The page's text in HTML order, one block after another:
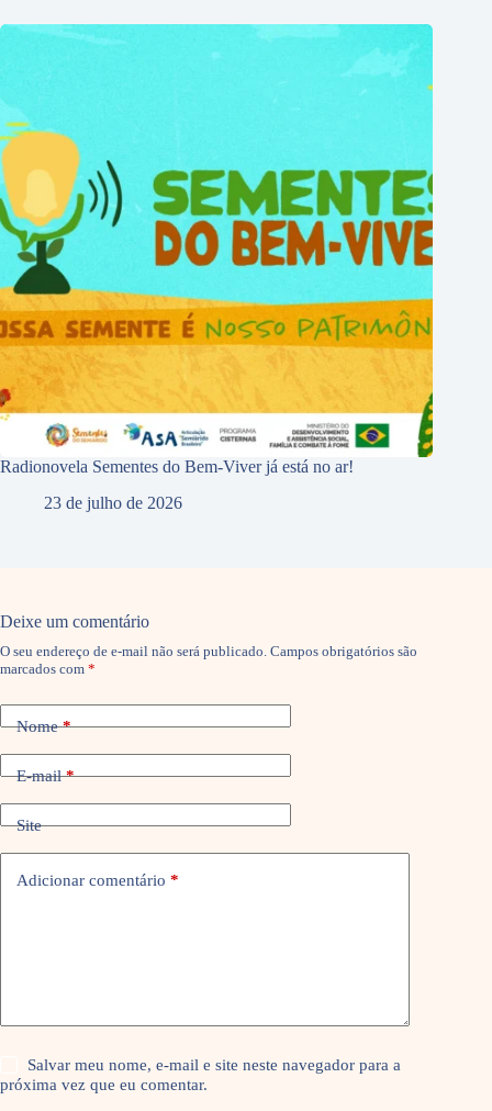
Radionovela Sementes do Bem-Viver já está no ar!
23 de julho de 2026
Deixe um comentário
O seu endereço de e-mail não será publicado. Campos obrigatórios são
marcados com *
Nome*
E-mail*
Site
Adicionar comentário *
Salvar meu nome, e-mail e site neste navegador para a
próxima vez que eu comentar.